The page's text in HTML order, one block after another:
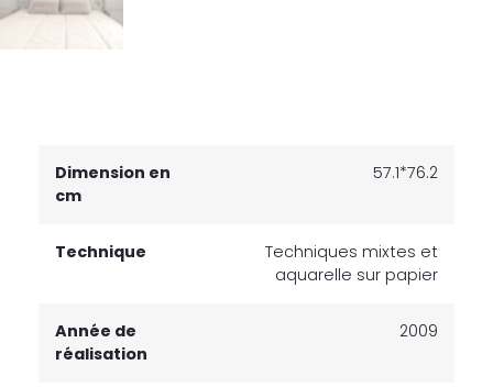
Dimension en
cm
57.1*76.2
Technique
Techniques mixtes et
aquarelle sur papier
Année de
réalisation
2009